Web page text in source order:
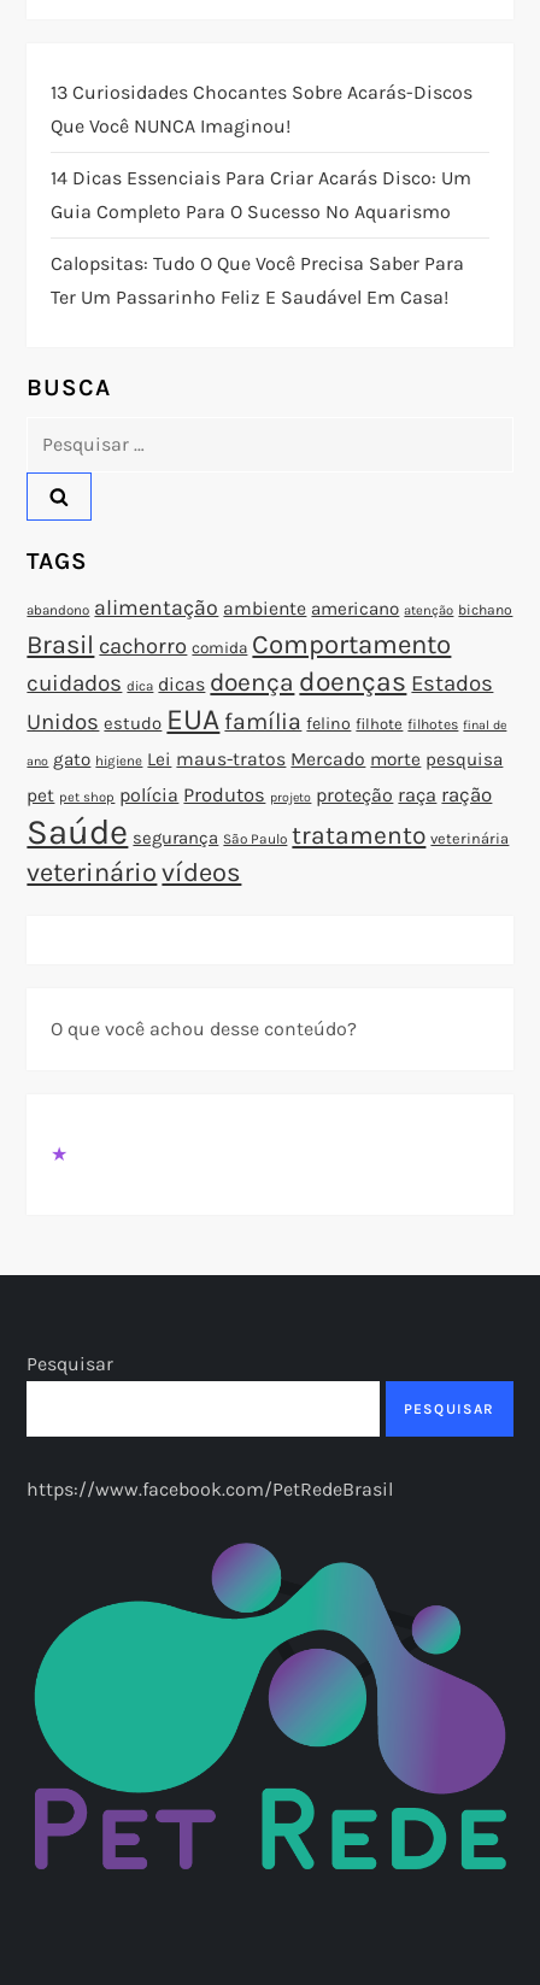
o
d
e
P
s
t
13 Curiosidades Chocantes Sobre Acarás-Discos
Que Você NUNCA Imaginou!
14 Dicas Essenciais Para Criar Acarás Disco: Um
Guia Completo Para O Sucesso No Aquarismo
Calopsitas: Tudo O Que Você Precisa Saber Para
Ter Um Passarinho Feliz E Saudável Em Casa!
BUSCA
Pesquisar
TAGS
abandono alimentação ambiente americano atenção bichano
Brasil cachorro comida Comportamento
cuidados dica dicas doença doenças Estados
Unidos estudo EUA família felino filhote filhotes final de
ano gato higiene Lei maus-tratos Mercado morte pesquisa
pet pet shop polícia Produtos projeto proteção raça ração
Saúde segurança São Paulo tratamento veterinária
veterinário vídeos
O que você achou desse conteúdo?
★
Pesquisar
PESQUISAR
https://www.facebook.com/PetRedeBrasil